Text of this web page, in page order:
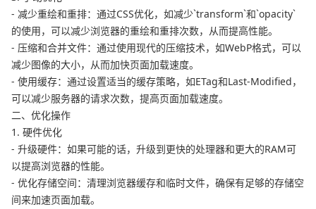
- 减少重绘和重排：通过CSS优化，如减少`transform`和`opacity`
的使用，可以减少浏览器的重绘和重排次数，从而提高性能。
- 压缩和合并文件：通过使用现代的压缩技术，如WebP格式，可以
减少图像的大小，从而加快页面加载速度。
- 使用缓存：通过设置适当的缓存策略，如ETag和Last-Modified，
可以减少服务器的请求次数，提高页面加载速度。
二、优化操作
1. 硬件优化
- 升级硬件：如果可能的话，升级到更快的处理器和更大的RAM可
以提高浏览器的性能。
- 优化存储空间：清理浏览器缓存和临时文件，确保有足够的存储空
间来加速页面加载。